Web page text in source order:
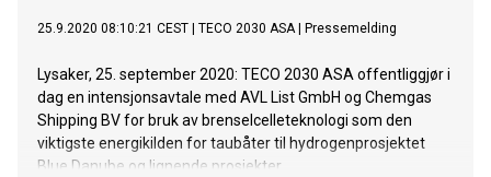
25.9.2020 08:10:21 CEST TECO 2030 ASA| Pressemelding
Lysaker, 25. september 2020: TECO 2030 ASA offentliggjør i
dag en intensjonsavtale med AVL List GmbH og Chemgas
Shipping BV for bruk av brenselcelleteknologi som den
viktigste energikilden for taubåter til hydrogenprosjektet
Blue Danube og lignende prosjekter.